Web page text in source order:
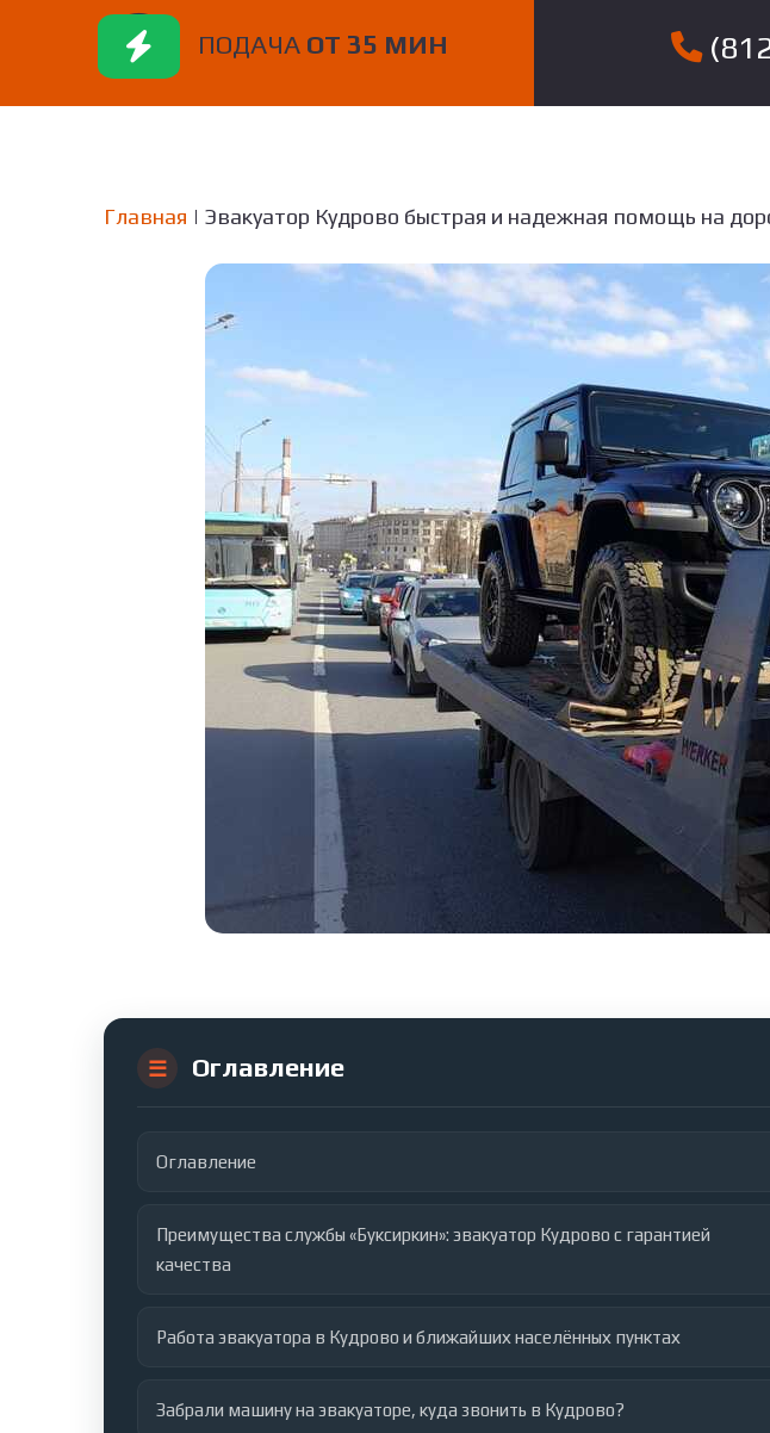
ПОДАЧА ОТ 35 МИН
Главная | Эвакуатор Кудрово быстрая и надежная помощь на
Оглавление
Оглавление
Преимущества службы «Буксиркин»: эвакуатор Кудрово с гарантией
качества
Работа эвакуатора в Кудрово и ближайших населённых пунктах
Забрали машину на эвакуаторе, куда звонить в Кудрово?